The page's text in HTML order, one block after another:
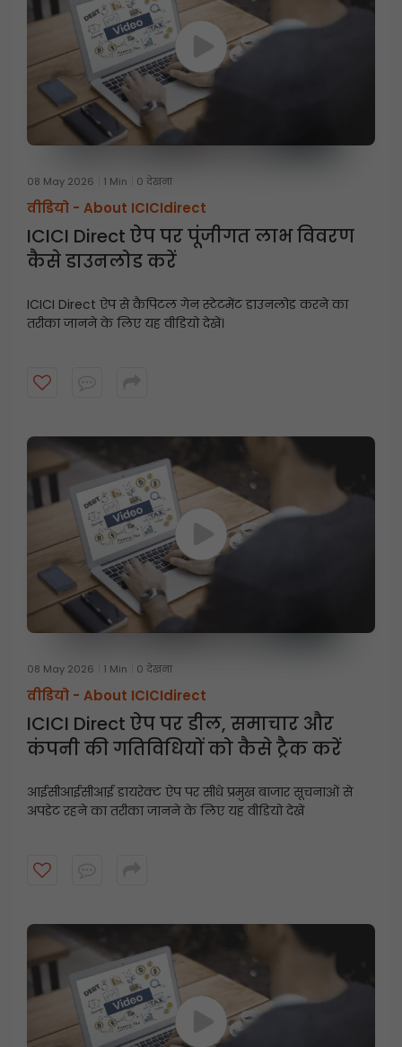
08 May 2026 1 Min 0 देखना
वीडियो - About ICICIdirect
ICICI Direct ऐप पर पूंजीगत लाभ विवरण
कैसे डाउनलोड करें
ICICI Direct ऐप से कैपिटल गेन स्टेटमेंट डाउनलोड करने का
तरीका जानने के लिए यह वीडियो देखें।
08 May 2026 1 Min 0 देखना
वीडियो - About ICICIdirect
ICICI Direct ऐप पर डील, समाचार और
कंपनी की गतिविधियों को कैसे ट्रैक करें
आईसीआईसीआई डायरेक्ट ऐप पर सीधे प्रमुख बाजार सूचनाओं से
अपडेट रहने का तरीका जानने के लिए यह वीडियो देखें